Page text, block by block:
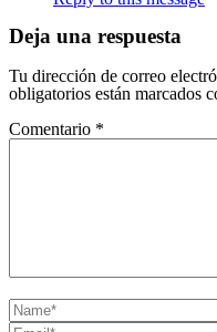
Deja una respuesta
Tu dirección de correo
obligatorios están marcados
Comentario *